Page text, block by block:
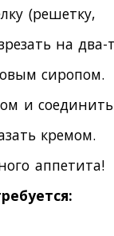
(решетку,
на два-
сиропом.
и соединить
кремом.
аппетита!